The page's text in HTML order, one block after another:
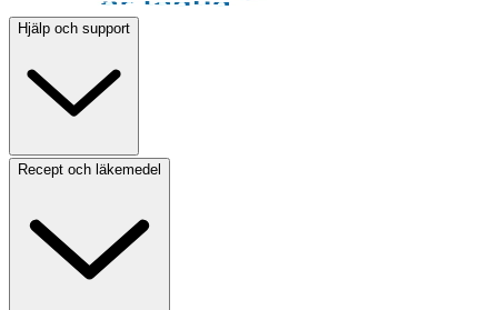
Hjälp och support
Recept och läkemedel